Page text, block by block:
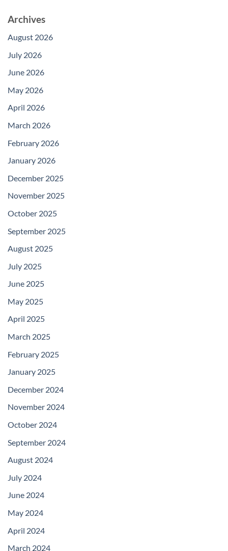
Archives
August 2026
July 2026
June 2026
May 2026
April 2026
March 2026
February 2026
January 2026
December 2025
November 2025
October 2025
September 2025
August 2025
July 2025
June 2025
May 2025
April 2025
March 2025
February 2025
January 2025
December 2024
November 2024
October 2024
September 2024
August 2024
July 2024
June 2024
May 2024
April 2024
March 2024